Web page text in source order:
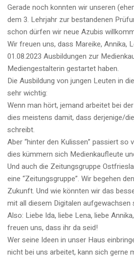
Gerade noch konnten wir unseren
dem 3. Lehrjahr zur bestandenen
schon dürfen wir neue Azubis
Wir freuen uns, dass Mareike, Annika,
01.08.2023 Ausbildungen zur
Mediengestalterin gestartet haben.
Die Ausbildung von jungen Leuten in
sehr wichtig:
Wenn man hört, jemand arbeitet bei
dies meistens damit, dass derjenige/
schreibt.
Aber “hinter den Kulissen” passiert so
dies kümmern sich Medienkaufleute
Und auch die Zeitungsgruppe
eine “Zeitungsgruppe”. Wir begehen
Zukunft. Und wie könnten wir das
mit all diesem Digitalen aufgewachsen
Also: Liebe Ida, liebe Lena, liebe
freuen uns, dass ihr da seid!
Wer seine Ideen in unser Haus
nicht bei uns arbeitet, kann sich gerne